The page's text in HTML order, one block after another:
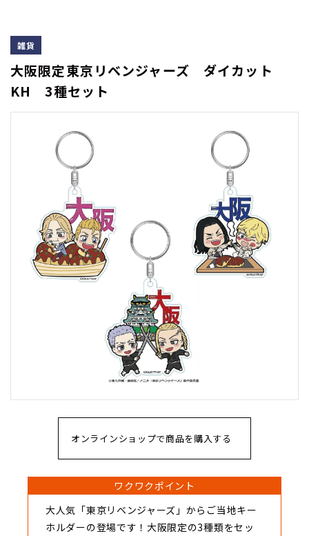
雑貨
大阪限定東京リベンジャーズ ダイカット
KH 3種セット
オンラインショップで商品を購入する
ワクワクポイント
大人気「東京リベンジャーズ」からご当地キー
ホルダーの登場です！大阪限定の3種類をセッ